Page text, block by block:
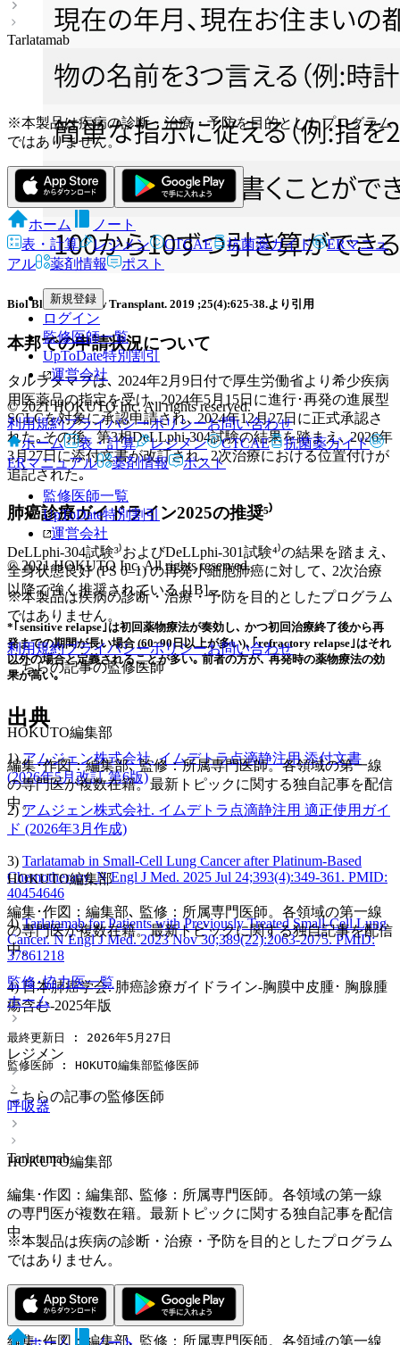
Tarlatamab
※本製品は疾病の診断・治療・予防を目的としたプログラム
ではありません。
ホーム
ノート
表・計算
レジメン CTCAE 抗菌薬ガイド
ERマニュ
アル
薬剤情報 ポスト
新規登録
ログイン
監修医師一覧
UpToDate特別割引
運営会社
© 2021 HOKUTO Inc. All rights reserved.
利用規約プライバシーポリシーお問い合わせ
ホーム
表・計算 レジメン CTCAE
抗菌薬ガイド
ERマニュアル
薬剤情報 ポスト
監修医師一覧
UpToDate特別割引
運営会社
© 2021 HOKUTO Inc. All rights reserved.
※本製品は疾病の診断・治療・予防を目的としたプログラム
ではありません。
利用規約プライバシーポリシーお問い合わせ
こちらの記事の監修医師
HOKUTO編集部
編集･作図：編集部､ 監修：所属専門医師。各領域の第一線
の専門医が複数在籍。最新トピックに関する独自記事を配信
中。
HOKUTO編集部
編集･作図：編集部､ 監修：所属専門医師。各領域の第一線
の専門医が複数在籍。最新トピックに関する独自記事を配信
中。
監修･協力医一覧
ホーム
レジメン
呼吸器
Tarlatamab
※本製品は疾病の診断・治療・予防を目的としたプログラム
ではありません。
Biol Blood Marrow Transplant. 2019 ;25(4):625-38.より引用
本邦での申請状況について
タルラタマブは､ 2024年2月9日付で厚生労働省より希少疾病
用医薬品の指定を受け､ 2024年5月15日に進行･再発の進展型
SCLCを対象に承認申請され､ 2024年12月27日に正式承認さ
れた｡その後､ 第3相DeLLphi-304試験の結果を踏まえ､ 2026年
3月27日に添付文書が改訂され､ 2次治療における位置付けが
追記された｡
肺癌診療ガイドライン2025の推奨⁵⁾
DeLLphi-304試験³⁾およびDeLLphi-301試験⁴⁾の結果を踏まえ､
全身状態良好 (PS 0–1) の再発小細胞肺癌に対して､ 2次治療
以降で強く推奨されている [1B]｡
*｢sensitive relapse｣は初回薬物療法が奏効し､ かつ初回治療終了後から再
発までの期間が長い場合 (60~90日以上が多い)､｢refractory relapse｣はそれ
以外の場合と定義されることが多い｡ 前者の方が､ 再発時の薬物療法の効
果が高い｡
出典
1)アムジェン株式会社. イムデトラ点滴静注用 添付文書
(2026年5月改訂 第6版)
2)アムジェン株式会社. イムデトラ点滴静注用 適正使用ガイ
ド (2026年3月作成)
3) Tarlatamab in Small-Cell Lung Cancer after Platinum-Based
Chemotherapy. N Engl J Med. 2025 Jul 24;393(4):349-361. PMID:
40454646
4)Tarlatamab for Patients with Previously Treated Small-Cell Lung
Cancer. N Engl J Med. 2023 Nov 30;389(22):2063-2075. PMID:
37861218
4) 日本肺癌学会. 肺癌診療ガイドライン-胸膜中皮腫･ 胸腺腫
瘍含む-2025年版
最終更新日 : 2026年5月27日
監修医師 : HOKUTO編集部監修医師
こちらの記事の監修医師
HOKUTO編集部
編集･作図：編集部､ 監修：所属専門医師。各領域の第一線
の専門医が複数在籍。最新トピックに関する独自記事を配信
中。
HOKUTO編集部
編集･作図：編集部､ 監修：所属専門医師。各領域の第一線